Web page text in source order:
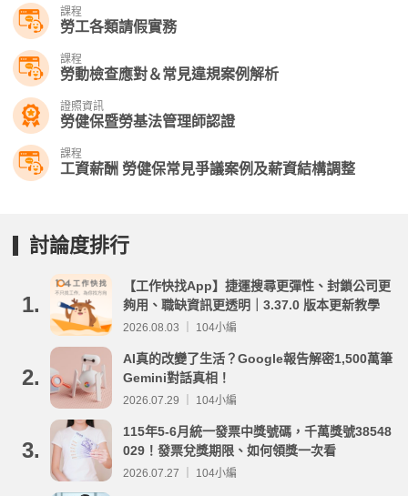
課程
勞工各類請假實務
課程
勞動檢查應對＆常見違規案例解析
證照資訊
勞健保暨勞基法管理師認證
課程
工資薪酬 勞健保常見爭議案例及薪資結構調整
討論度排行
1.
【工作快找App】捷運搜尋更彈性、封鎖公司更
夠用、職缺資訊更透明｜3.37.0 版本更新教學
2026.08.03 ｜ 104小編
2.
AI真的改變了生活？Google報告解密1,500萬筆
Gemini對話真相！
2026.07.29 ｜ 104小編
3.
115年5-6月統一發票中獎號碼，千萬獎號38548
029！發票兌獎期限、如何領獎一次看
2026.07.27 ｜ 104小編